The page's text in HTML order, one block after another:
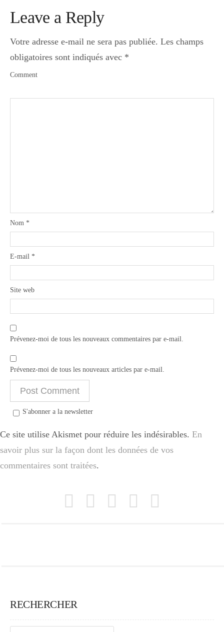
Leave a Reply
Votre adresse e-mail ne sera pas publiée. Les champs
obligatoires sont indiqués avec *
Comment
Nom *
E-mail *
Site web
Prévenez-moi de tous les nouveaux commentaires par e-mail.
Prévenez-moi de tous les nouveaux articles par e-mail.
S'abonner a la newsletter
Ce site utilise Akismet pour réduire les indésirables. En
savoir plus sur la façon dont les données de vos
commentaires sont traitées.
RECHERCHER